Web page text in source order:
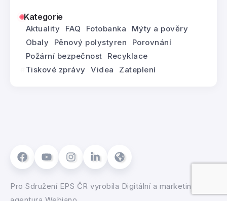
Kategorie
Aktuality FAQ Fotobanka
Mýty a pověry
Obaly
Pěnový polystyren
Porovnání
Požární bezpečnost
Recyklace
Tiskové zprávy
Videa Zateplení
Pro Sdružení EPS ČR vyrobila Digitální a marketingová